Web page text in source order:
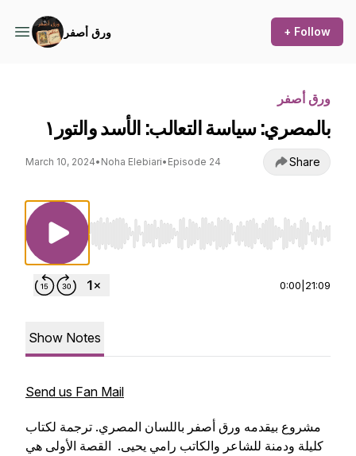
ورق أصفر + Follow
ورق أصفر
بالمصري: سياسة التعالب: الأسد والتور١
March 10, 2024• Noha Elebiari• Episode 24 Share
Use Left/Right to seek, Home/End to jump to
0:00 21:09
Show Notes
Send us Fan Mail
مشروع بيقدمه ورق أصفر باللسان المصري. ترجمة لكتاب
كليلة ودمنة للشاعر والكاتب رامي يحيى. القصة الأولى هي